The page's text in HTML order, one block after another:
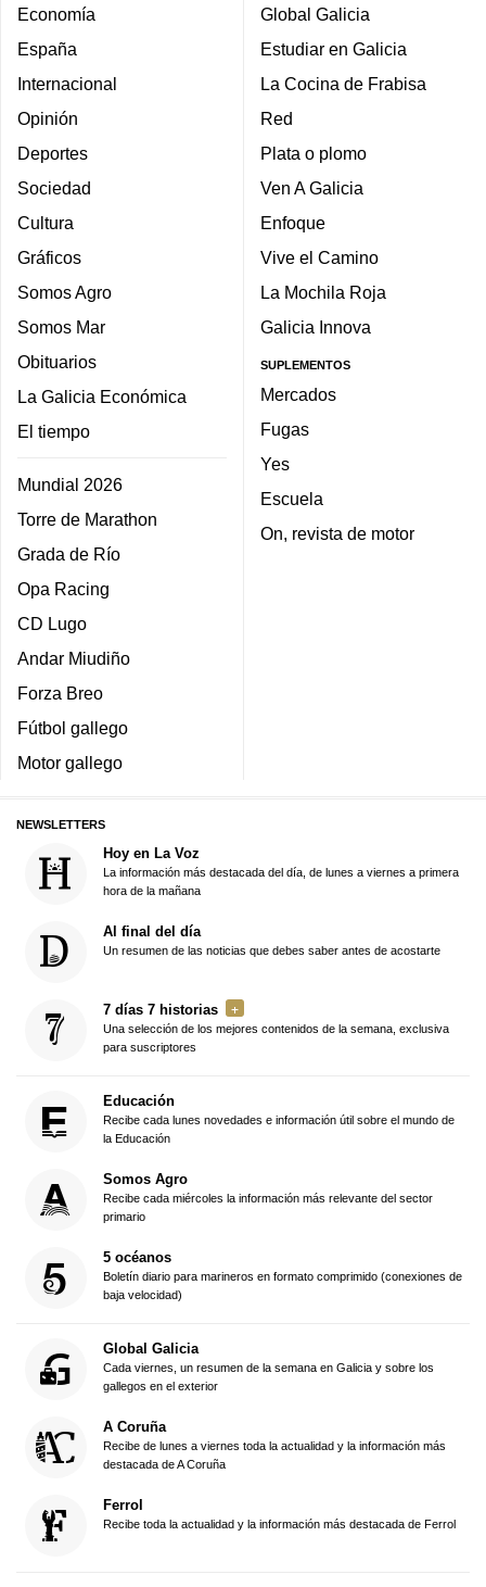
Economía
España
Internacional
Opinión
Deportes
Sociedad
Cultura
Gráficos
Somos Agro
Somos Mar
Obituarios
La Galicia Económica
El tiempo
Mundial 2026
Torre de Marathon
Grada de Río
Opa Racing
CD Lugo
Andar Miudiño
Forza Breo
Fútbol gallego
Motor gallego
Global Galicia
Estudiar en Galicia
La Cocina de Frabisa
Red
Plata o plomo
Ven A Galicia
Enfoque
Vive el Camino
La Mochila Roja
Galicia Innova
SUPLEMENTOS
Mercados
Fugas
Yes
Escuela
On, revista de motor
NEWSLETTERS
Hoy en La Voz
La información más destacada del día, de lunes a viernes a primera
hora de la mañana
Al final del día
Un resumen de las noticias que debes saber antes de acostarte
7 días 7 historias
Una selección de los mejores contenidos de la semana, exclusiva
para suscriptores
Educación
Recibe cada lunes novedades e información útil sobre el mundo de
la Educación
Somos Agro
Recibe cada miércoles la información más relevante del sector
primario
5 océanos
Boletín diario para marineros en formato comprimido (conexiones de
baja velocidad)
Global Galicia
Cada viernes, un resumen de la semana en Galicia y sobre los
gallegos en el exterior
A Coruña
Recibe de lunes a viernes toda la actualidad y la información más
destacada de A Coruña
Ferrol
Recibe toda la actualidad y la información más destacada de Ferrol